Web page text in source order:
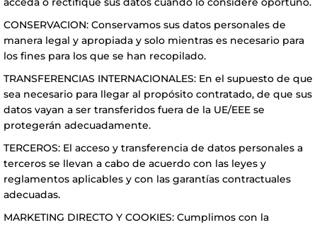
CONSERVACION: Conservamos sus datos personales de
manera legal y apropiada y solo mientras es necesario para
los fines para los que se han recopilado.
TRANSFERENCIAS INTERNACIONALES: En el supuesto de que
sea necesario para llegar al propósito contratado, de que sus
datos vayan a ser transferidos fuera de la UE/EEE se
protegerán adecuadamente.
TERCEROS: El acceso y transferencia de datos personales a
terceros se llevan a cabo de acuerdo con las leyes y
reglamentos aplicables y con las garantías contractuales
adecuadas.
MARKETING DIRECTO Y COOKIES: Cumplimos con la